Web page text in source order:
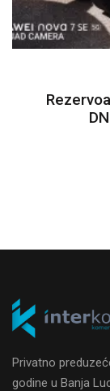
Privatno
godine u Banja